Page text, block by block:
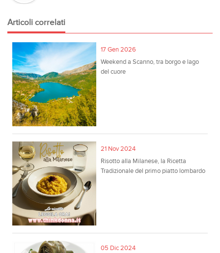
Articoli correlati
17 Gen 2026
Weekend a Scanno, tra borgo e lago
del cuore
21 Nov 2024
Risotto alla Milanese, la Ricetta
Tradizionale del primo piatto lombardo
05 Dic 2024